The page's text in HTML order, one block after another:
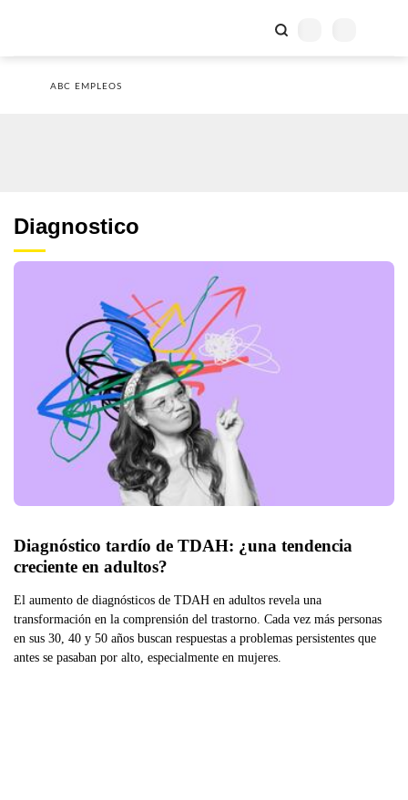
ABC EMPLEOS
Diagnostico
Diagnóstico tardío de TDAH: ¿una tendencia
creciente en adultos?
El aumento de diagnósticos de TDAH en adultos revela una
transformación en la comprensión del trastorno. Cada vez más personas
en sus 30, 40 y 50 años buscan respuestas a problemas persistentes que
antes se pasaban por alto, especialmente en mujeres.